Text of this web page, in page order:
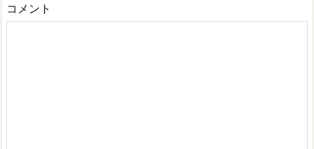
コメント